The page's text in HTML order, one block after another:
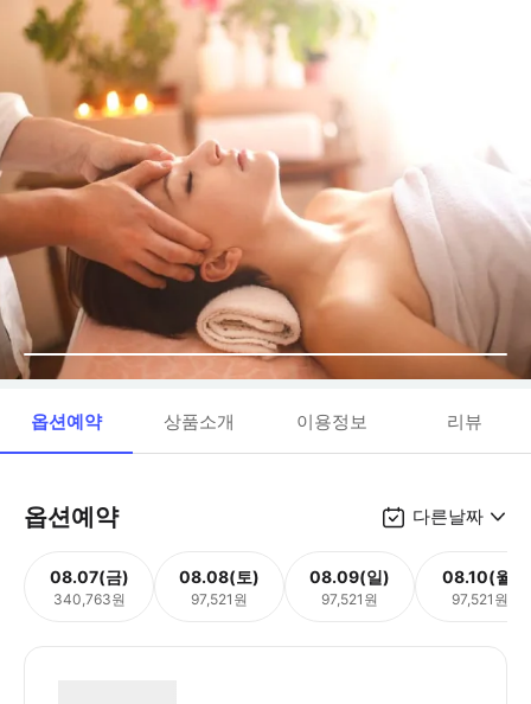
옵션예약 상품소개 이용정보 리뷰
옵션예약 다른날짜
08.07(금)
340,763원
08.08(토)
97,521원
08.09(일)
97,521원
08.10(월)
97,521원